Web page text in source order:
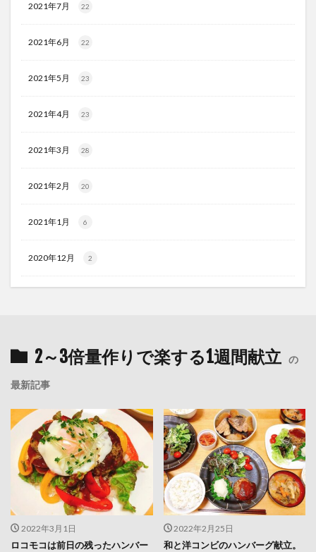
2021年7月 22
2021年6月 22
2021年5月 23
2021年4月 23
2021年3月 28
2021年2月 20
2021年1月 6
2020年12月 2
2～3倍量作りで楽する1週間献立 の
最新記事
2022年3月1日
ロコモコは前日の残ったハンバー
2022年2月25日
和と洋コンビのハンバーグ献立。